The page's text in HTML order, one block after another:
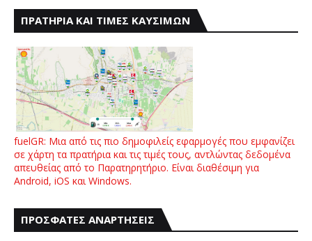
ΠΡΑΤΗΡΙΑ ΚΑΙ ΤΙΜΕΣ ΚΑΥΣΙΜΩΝ
fuelGR: Μια από τις πιο δημοφιλείς εφαρμογές που εμφανίζει
σε χάρτη τα πρατήρια και τις τιμές τους, αντλώντας δεδομένα
απευθείας από το Παρατηρητήριο. Είναι διαθέσιμη για
Android, iOS και Windows.
ΠΡΟΣΦΑΤΕΣ ΑΝΑΡΤΗΣΕΙΣ